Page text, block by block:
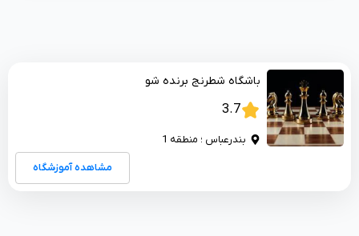
باشگاه شطرنج برنده شو
3.7
بندرعباس ؛ منطقه 1
مشاهده آموزشگاه